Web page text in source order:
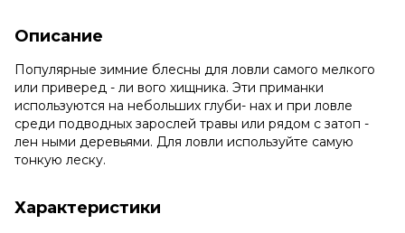
Описание
Популярные зимние блесны для ловли самого мелкого
или приверед - ли вого хищника. Эти приманки
используются на небольших глуби- нах и при ловле
среди подводных зарослей травы или рядом с затоп -
лен ными деревьями. Для ловли используйте самую
тонкую леску.
Характеристики